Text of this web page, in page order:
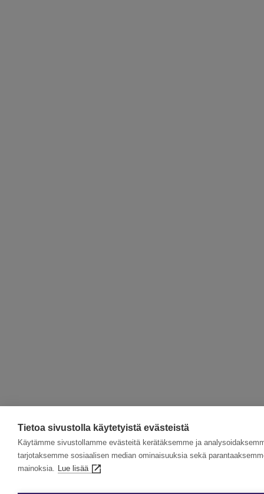
Tietoa sivustolla käytetyistä evästeistä
Käytämme sivustollamme evästeitä kerätäksemme ja
tarjotaksemme sosiaalisen median ominaisuuksia sekä
mainoksia. Lue lisää